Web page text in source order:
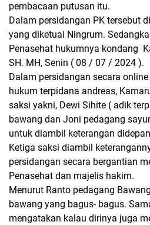
pembacaan putusan itu.
Dalam persidangan PK tersebut
yang diketuai Ningrum.
Penasehat hukumnya kondang
SH. MH, Senin ( 08 / 07 / 2024 ).
Dalam persidangan secara
hukum terpidana andreas,
saksi yakni, Dewi Sihite ( adik
bawang dan Joni pedagang
untuk diambil keterangan
Ketiga saksi diambil
persidangan secara bergantian
Penasehat dan majelis hakim.
Menurut Ranto pedagang
bawang yang bagus- bagus.
mengatakan kalau dirinya juga